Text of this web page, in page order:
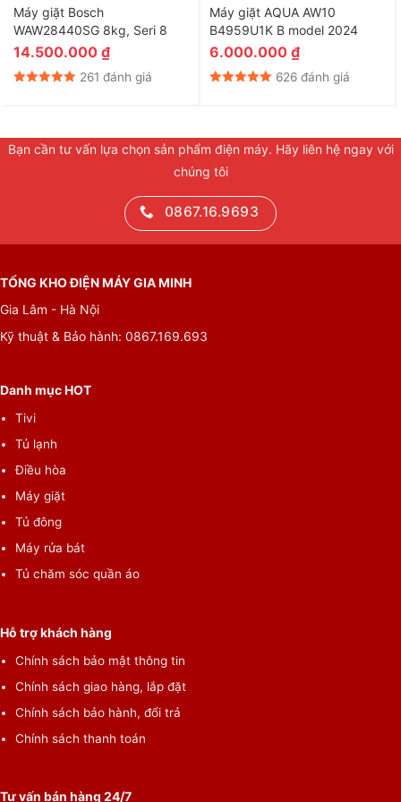
*Hình ảnh chỉ mang tính chất minh họa
S956FR1BV có khả năng điều chỉnh lồng giặt linh hoạt bởi vòng
quay máy nén khi hoạt động, nhờ đó vừa
giặt sạch tối ưu, vừa mang lại hiệu quả
Tiện ích
–Tự vệ sinh lồng giặt : Giảm bớt tình trạng hình thành mảng
đồng thời tiết kiệm thời gian vệ sinh và chi phí cho người sử
dụng.
–Điều khiển từ xa ứng dụng công nghệ IoT
thậm chí có thể kết nối với mạng lưới thiết bị thông minh trong
Máy giặt Bosch
WAW28440SG 8kg, Seri 8
14.500.000 ₫
261 đánh giá
Máy giặt AQUA AW10
B4959U1K B model 2024
6.000.000 ₫
626 đánh giá
Bạn cần tư vấn lựa chọn sản phẩm điện máy. Hãy liên hệ ngay với
chúng tôi
0867.16.9693
TỔNG KHO ĐIỆN MÁY GIA MINH
Gia Lâm - Hà Nội
Kỹ thuật & Bảo hành: 0867.169.693
Danh mục HOT
Tivi
Tủ lạnh
Điều hòa
Máy giặt
Tủ đông
Máy rửa bát
Tủ chăm sóc quần áo
Hỗ trợ khách hàng
Chính sách bảo mật thông tin
Chính sách giao hàng, lắp đặt
Chính sách bảo hành, đổi trả
Chính sách thanh toán
Tư vấn bán hàng 24/7